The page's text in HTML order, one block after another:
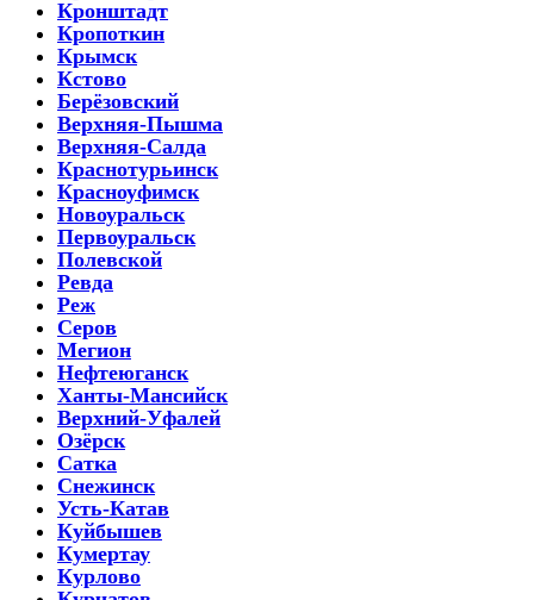
Кронштадт
Кропоткин
Крымск
Кстово
Берёзовский
Верхняя-Пышма
Верхняя-Салда
Краснотурьинск
Красноуфимск
Новоуральск
Первоуральск
Полевской
Ревда
Реж
Серов
Мегион
Нефтеюганск
Ханты-Мансийск
Верхний-Уфалей
Озёрск
Сатка
Снежинск
Усть-Катав
Куйбышев
Кумертау
Курлово